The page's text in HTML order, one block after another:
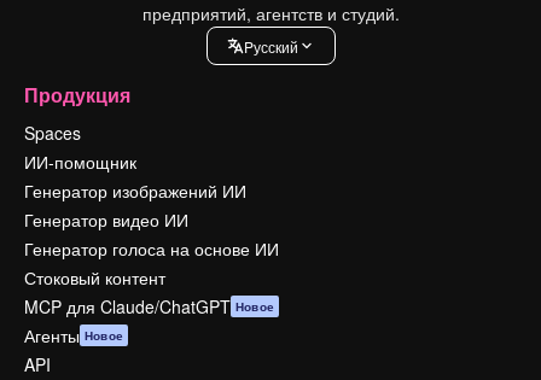
предприятий, агентств и студий.
Pусский
Продукция
Spaces
ИИ-помощник
Генератор изображений ИИ
Генератор видео ИИ
Генератор голоса на основе ИИ
Стоковый контент
MCP для Claude/ChatGPT Новое
Агенты Новое
API